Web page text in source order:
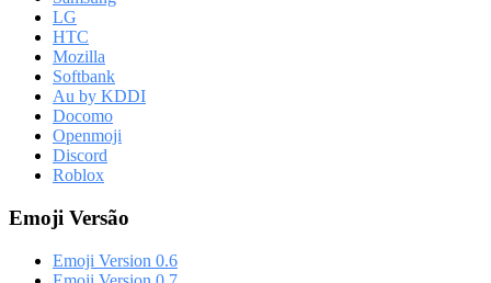
LG
HTC
Mozilla
Softbank
Au by KDDI
Docomo
Openmoji
Discord
Roblox
Emoji Versão
Emoji Version 0.6